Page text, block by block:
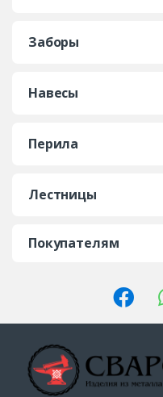
Заборы
Навесы
Перила
Лестницы
Покупателям